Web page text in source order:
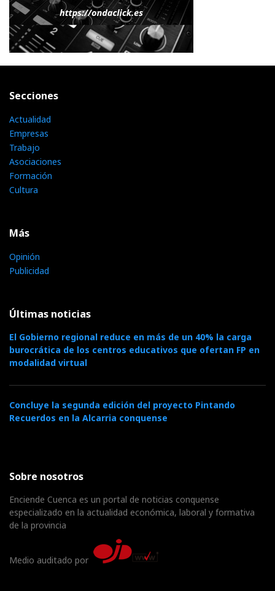
Secciones
Actualidad
Empresas
Trabajo
Asociaciones
Formación
Cultura
Más
Opinión
Publicidad
Últimas noticias
El Gobierno regional reduce en más de un 40% la carga
burocrática de los centros educativos que ofertan FP en
modalidad virtual
Concluye la segunda edición del proyecto Pintando
Recuerdos en la Alcarria conquense
Sobre nosotros
Enciende Cuenca es un portal de noticias conquense
especializado en la actualidad económica, laboral y formativa
de la provincia
Medio auditado por